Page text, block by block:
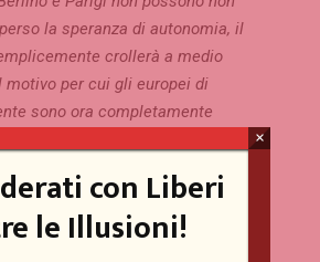
la speranza di autonomia, il
crollerà a medio
motivo per cui gli europei di
sono ora completamente
una nuova cortina di ferro ai
rendendosi conto che si
per l’Europa. Il cui secolo (o
di leadership globale è
varie opzioni per il suo futuro
con Liberi
le Illusioni!
×